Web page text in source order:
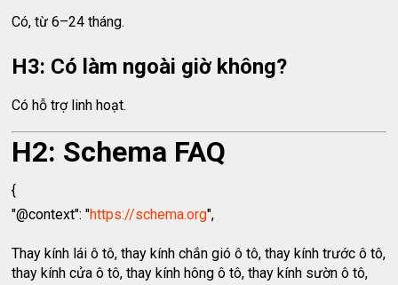
Có, từ 6–24 tháng.
H3: Có làm ngoài giờ không?
Có hỗ trợ linh hoạt.
H2: Schema FAQ
{
"@context": "https://schema.org",
Thay kính lái ô tô, thay kính chắn gió ô tô, thay kính trước ô tô,
thay kính cửa ô tô, thay kính hông ô tô, thay kính sườn ô tô,